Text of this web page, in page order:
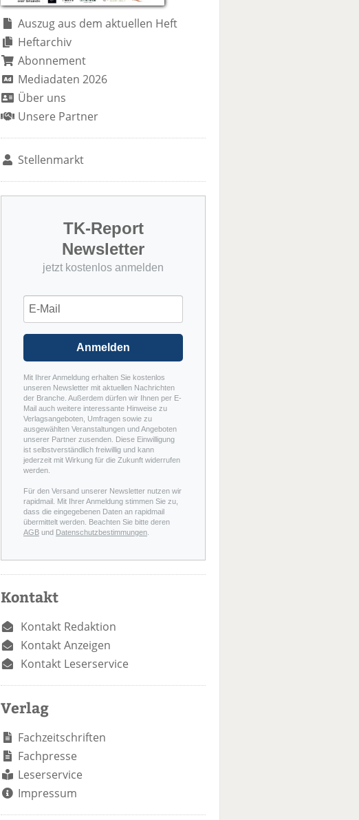
Auszug aus dem aktuellen Heft
Heftarchiv
Abonnement
Mediadaten 2026
Über uns
Unsere Partner
Stellenmarkt
TK-Report
Newsletter
jetzt kostenlos anmelden
Anmelden
Mit Ihrer Anmeldung erhalten Sie kostenlos
unseren Newsletter mit aktuellen Nachrichten
der Branche. Außerdem dürfen wir Ihnen per E-
Mail auch weitere interessante Hinweise zu
Verlagsangeboten, Umfragen sowie zu
ausgewählten Veranstaltungen und Angeboten
unserer Partner zusenden. Diese Einwilligung
ist selbstverständlich freiwillig und kann
jederzeit mit Wirkung für die Zukunft widerrufen
werden.
Für den Versand unserer Newsletter nutzen wir
rapidmail. Mit Ihrer Anmeldung stimmen Sie zu,
dass die eingegebenen Daten an rapidmail
übermittelt werden. Beachten Sie bitte deren
AGB und Datenschutzbestimmungen
Kontakt
Kontakt Redaktion
Kontakt Anzeigen
Kontakt Leserservice
Verlag
Fachzeitschriften
Fachpresse
Leserservice
Impressum